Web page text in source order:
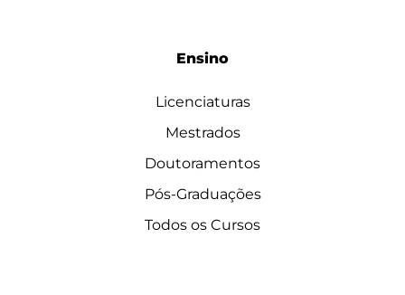
Ensino
Licenciaturas
Mestrados
Doutoramentos
Pós-Graduações
Todos os Cursos